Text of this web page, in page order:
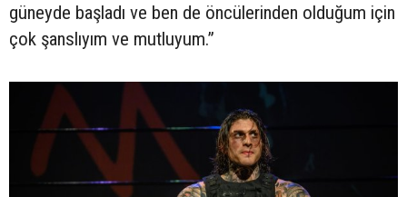
güneyde başladı ve ben de öncülerinden olduğum için
çok şanslıyım ve mutluyum.”